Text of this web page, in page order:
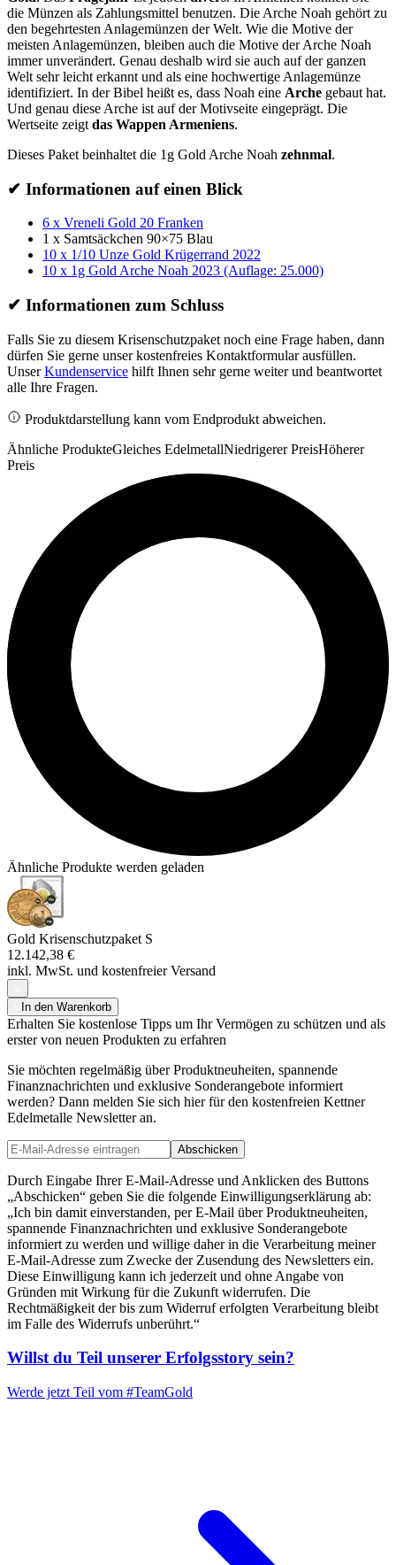
die Münzen als Zahlungsmittel benutzen. Die Arche Noah gehört zu
den begehrtesten Anlagemünzen der Welt. Wie die Motive der
meisten Anlagemünzen, bleiben auch die Motive der Arche Noah
immer unverändert. Genau deshalb wird sie auch auf der ganzen
Welt sehr leicht erkannt und als eine hochwertige Anlagemünze
identifiziert. In der Bibel heißt es, dass Noah eine Arche gebaut hat.
Und genau diese Arche ist auf der Motivseite eingeprägt. Die
Wertseite zeigt das Wappen Armeniens.
Dieses Paket beinhaltet die 1g Gold Arche Noah zehnmal.
✔ Informationen auf einen Blick
6 x Vreneli Gold 20 Franken
1 x Samtsäckchen 90×75 Blau
10 x 1/10 Unze Gold Krügerrand 2022
10 x 1g Gold Arche Noah 2023 (Auflage: 25.000)
✔ Informationen zum Schluss
Falls Sie zu diesem Krisenschutzpaket noch eine Frage haben, dann
dürfen Sie gerne unser kostenfreies Kontaktformular ausfüllen.
UnserKundenservice hilft Ihnen sehr gerne weiter und beantwortet
alle Ihre Fragen.
Produktdarstellung kann vom Endprodukt abweichen.
Ähnliche ProdukteGleiches EdelmetallNiedrigerer PreisHöherer
Preis
Ähnliche Produkte werden geladen
Gold Krisenschutzpaket S
12.142,38 €
inkl. MwSt. und kostenfreier Versand
In den Warenkorb
Erhalten Sie kostenlose Tipps um Ihr Vermögen zu schützen und als
erster von neuen Produkten zu erfahren
Sie möchten regelmäßig über Produktneuheiten, spannende
Finanznachrichten und exklusive Sonderangebote informiert
werden? Dann melden Sie sich hier für den kostenfreien Kettner
Edelmetalle Newsletter an.
Abschicken
Durch Eingabe Ihrer E-Mail-Adresse und Anklicken des Buttons
„Abschicken“ geben Sie die folgende Einwilligungserklärung ab:
„Ich bin damit einverstanden, per E-Mail über Produktneuheiten,
spannende Finanznachrichten und exklusive Sonderangebote
informiert zu werden und willige daher in die Verarbeitung meiner
E-Mail-Adresse zum Zwecke der Zusendung des Newsletters ein.
Diese Einwilligung kann ich jederzeit und ohne Angabe von
Gründen mit Wirkung für die Zukunft widerrufen. Die
Rechtmäßigkeit der bis zum Widerruf erfolgten Verarbeitung bleibt
im Falle des Widerrufs unberührt.“
Willst du Teil unserer Erfolgsstory sein?
Werde jetzt Teil vom #TeamGold